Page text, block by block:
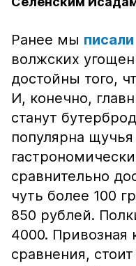
Ранее мы писали
волжских
достойны того,
И, конечно,
станут
популярна
сравнительно
чуть более 100
850 рублей.
4000. Привозная
сравнения,